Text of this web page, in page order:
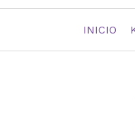
INICIO